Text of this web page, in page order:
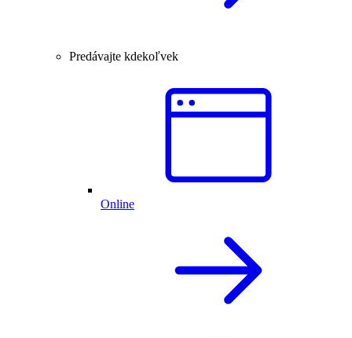
Predávajte kdekoľvek
Online